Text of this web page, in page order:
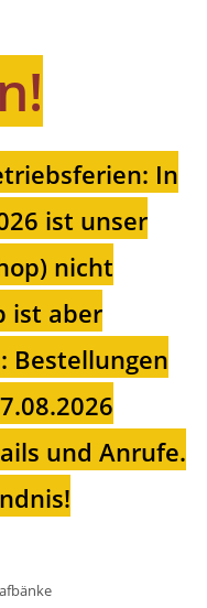
In
ist unser
nicht
ist aber
Bestellungen
und Anrufe.